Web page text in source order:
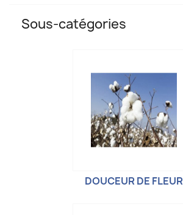
Sous-catégories
DOUCEUR DE FLEUR